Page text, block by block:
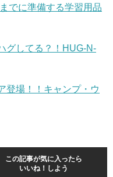
でに準備する学習用品
グしてる？！ HUG-N-
登場！！キャンプ・ウ
この記事が気に入ったら
いいね！しよう